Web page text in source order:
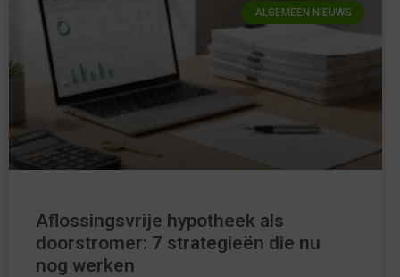
ALGEMEEN NIEUWS
Aflossingsvrije hypotheek als
doorstromer: 7 strategieën die nu
nog werken